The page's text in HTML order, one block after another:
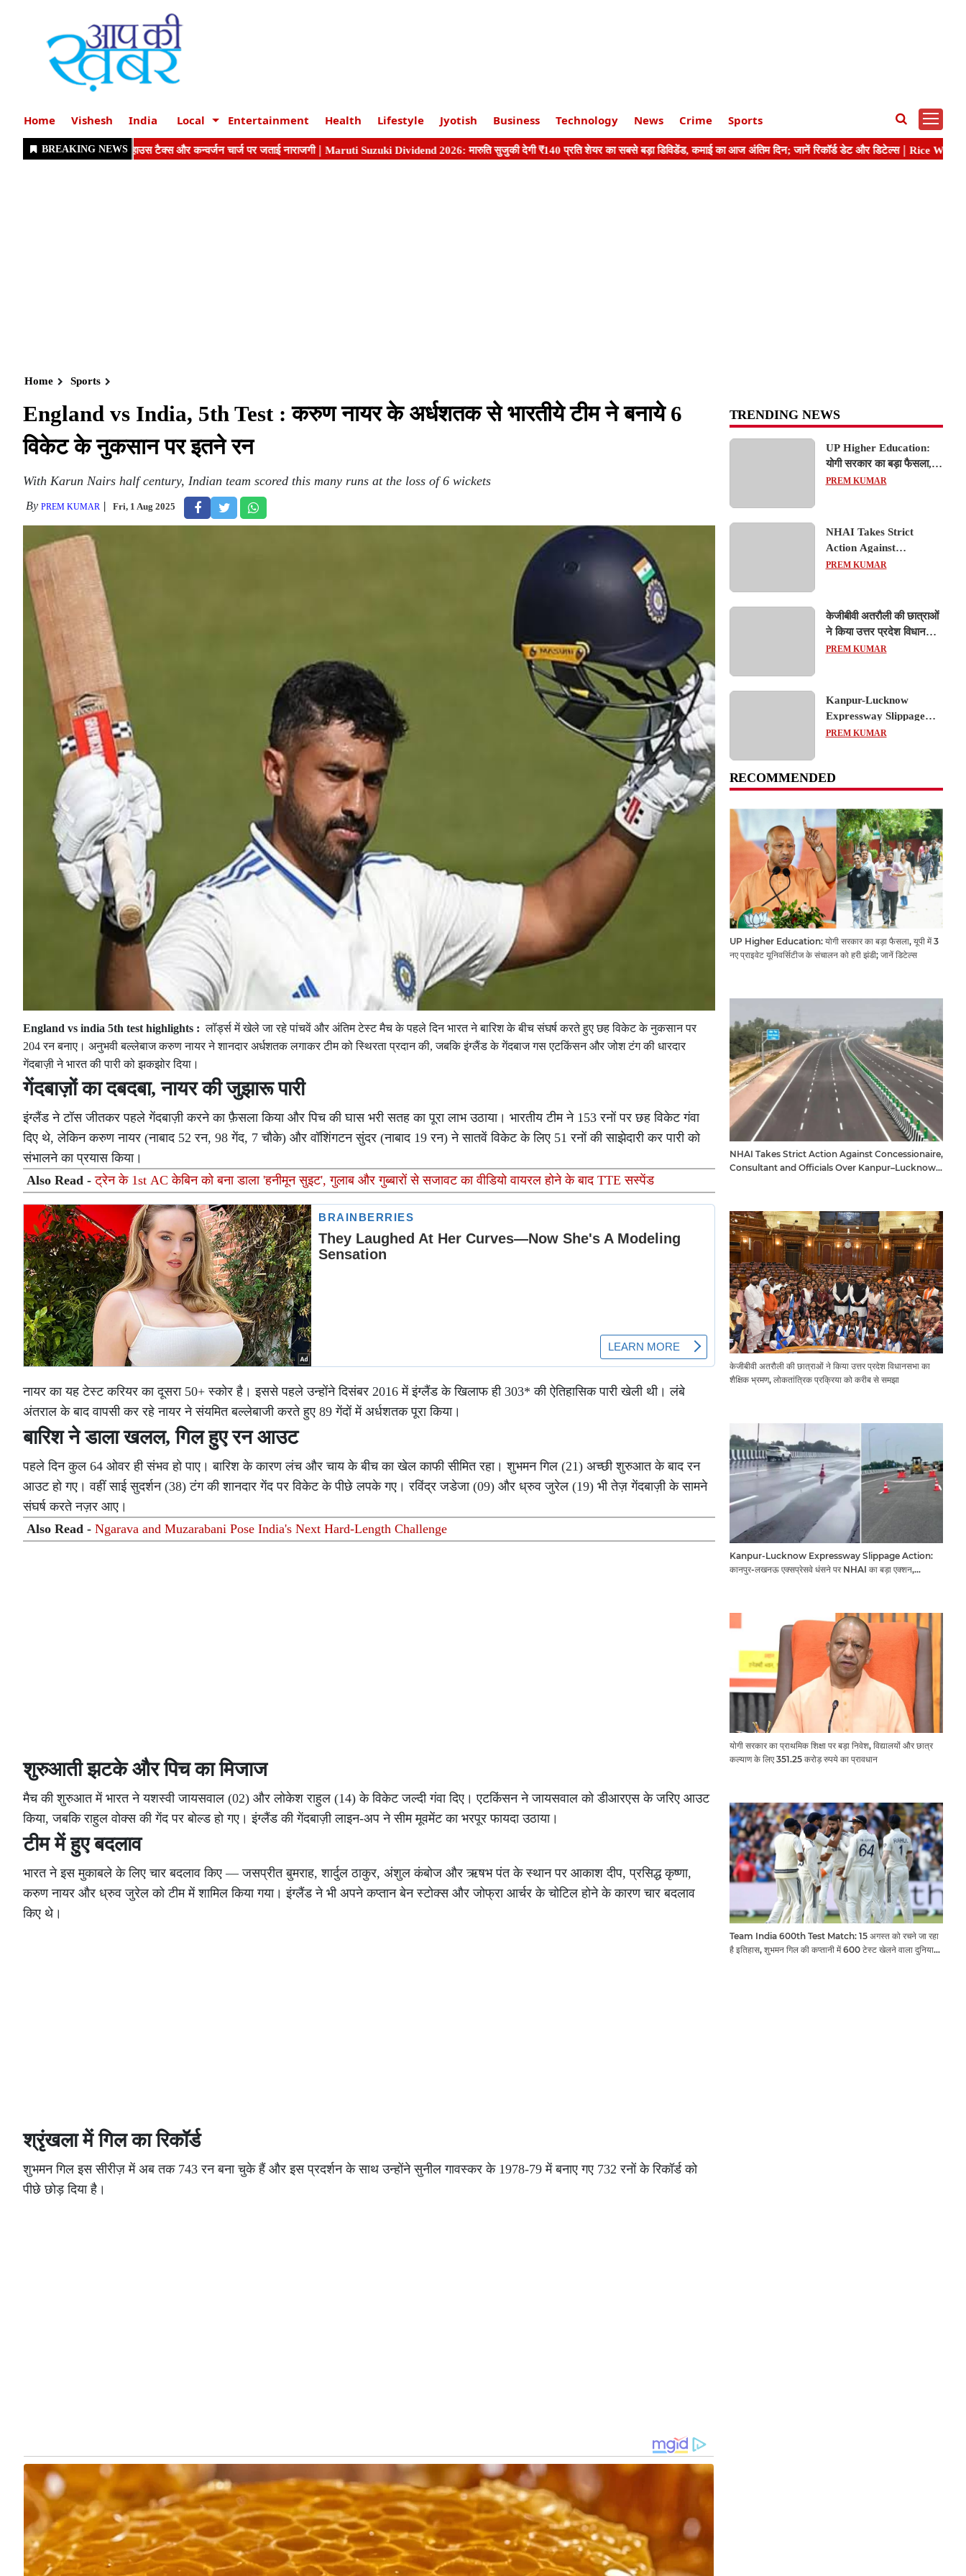
Home Vishesh India Local Entertainment Health Lifestyle Jyotish Business Technology News Crime Sports
Home Sports
England vs India, 5th Test : करुण नायर के अर्धशतक से भारतीये टीम ने बनाये 6
विकेट के नुकसान पर इतने रन
With Karun Nairs half century, Indian team scored this many runs at the loss of 6 wickets
By PREM KUMAR Fri, 1 Aug 2025
England vs india 5th test highlights :लॉर्ड्स में खेले जा रहे पांचवें और अंतिम टेस्ट मैच के पहले दिन भारत ने बारिश के बीच संघर्ष करते हुए छह विकेट के नुकसान पर
204 रन बनाए। अनुभवी बल्लेबाज करुण नायर ने शानदार अर्धशतक लगाकर टीम को स्थिरता प्रदान की, जबकि इंग्लैंड के गेंदबाज गस एटकिंसन और जोश टंग की धारदार
गेंदबाज़ी ने भारत की पारी को झकझोर दिया।
गेंदबाज़ों का दबदबा, नायर की जुझारू पारी
इंग्लैंड ने टॉस जीतकर पहले गेंदबाज़ी करने का फ़ैसला किया और पिच की घास भरी सतह का पूरा लाभ उठाया। भारतीय टीम ने 153 रनों पर छह विकेट गंवा
दिए थे, लेकिन करुण नायर (नाबाद 52 रन, 98 गेंद, 7 चौके) और वॉशिंगटन सुंदर (नाबाद 19 रन) ने सातवें विकेट के लिए 51 रनों की साझेदारी कर पारी को
संभालने का प्रयास किया।
Also Read -ट्रेन के 1st AC केबिन को बना डाला 'हनीमून सुइट', गुलाब और गुब्बारों से सजावट का वीडियो वायरल होने के बाद TTE सस्पेंड
नायर का यह टेस्ट करियर का दूसरा 50+ स्कोर है। इससे पहले उन्होंने दिसंबर 2016 में इंग्लैंड के खिलाफ ही 303* की ऐतिहासिक पारी खेली थी। लंबे
अंतराल के बाद वापसी कर रहे नायर ने संयमित बल्लेबाजी करते हुए 89 गेंदों में अर्धशतक पूरा किया।
बारिश ने डाला खलल, गिल हुए रन आउट
पहले दिन कुल 64 ओवर ही संभव हो पाए। बारिश के कारण लंच और चाय के बीच का खेल काफी सीमित रहा। शुभमन गिल (21) अच्छी शुरुआत के बाद रन
आउट हो गए। वहीं साई सुदर्शन (38) टंग की शानदार गेंद पर विकेट के पीछे लपके गए। रविंद्र जडेजा (09) और ध्रुव जुरेल (19) भी तेज़ गेंदबाज़ी के सामने
संघर्ष करते नज़र आए।
Also Read - Ngarava and Muzarabani Pose India's Next Hard-Length Challenge
शुरुआती झटके और पिच का मिजाज
मैच की शुरुआत में भारत ने यशस्वी जायसवाल (02) और लोकेश राहुल (14) के विकेट जल्दी गंवा दिए। एटकिंसन ने जायसवाल को डीआरएस के जरिए आउट
किया, जबकि राहुल वोक्स की गेंद पर बोल्ड हो गए। इंग्लैंड की गेंदबाज़ी लाइन-अप ने सीम मूवमेंट का भरपूर फायदा उठाया।
टीम में हुए बदलाव
भारत ने इस मुकाबले के लिए चार बदलाव किए — जसप्रीत बुमराह, शार्दुल ठाकुर, अंशुल कंबोज और ऋषभ पंत के स्थान पर आकाश दीप, प्रसिद्ध कृष्णा,
करुण नायर और ध्रुव जुरेल को टीम में शामिल किया गया। इंग्लैंड ने भी अपने कप्तान बेन स्टोक्स और जोफ्रा आर्चर के चोटिल होने के कारण चार बदलाव
किए थे।
श्रृंखला में गिल का रिकॉर्ड
शुभमन गिल इस सीरीज़ में अब तक 743 रन बना चुके हैं और इस प्रदर्शन के साथ उन्होंने सुनील गावस्कर के 1978-79 में बनाए गए 732 रनों के रिकॉर्ड को
पीछे छोड़ दिया है।
TRENDING NEWS
UP Higher Education:
योगी सरकार का बड़ा फैसला,
यूपी में 3 नए प्राइवेट
PREM KUMAR
NHAI Takes Strict
Action Against
Concessionaire,
Expressway Issues
PREM KUMAR
केजीबीवी अतरौली की छात्राओं
ने किया उत्तर प्रदेश विधानसभा
का शैक्षिक भ्रमण, लोकतांत्रिक
PREM KUMAR
Kanpur-Lucknow
Expressway Slippage
Action: कानपुर-लखनऊ
और कंपनियों पर गिरी गाज,
PREM KUMAR
RECOMMENDED
UP Higher Education: योगी सरकार का बड़ा फैसला, यूपी में 3
नए प्राइवेट यूनिवर्सिटीज के संचालन को हरी झंडी; जानें डिटेल्स
NHAI Takes Strict Action Against Concessionaire,
Consultant and Officials Over Kanpur–Lucknow
केजीबीवी अतरौली की छात्राओं ने किया उत्तर प्रदेश विधानसभा का
शैक्षिक भ्रमण, लोकतांत्रिक प्रक्रिया को करीब से समझा
Kanpur-Lucknow Expressway Slippage Action:
कानपुर-लखनऊ एक्सप्रेसवे धंसने पर NHAI का बड़ा एक्शन,
योगी सरकार का प्राथमिक शिक्षा पर बड़ा निवेश, विद्यालयों और छात्र
कल्याण के लिए 351.25 करोड़ रुपये का प्रावधान
Team India 600th Test Match: 15 अगस्त को रचने जा रहा
है इतिहास, शुभमन गिल की कप्तानी में 600 टेस्ट खेलने वाला दुनिया